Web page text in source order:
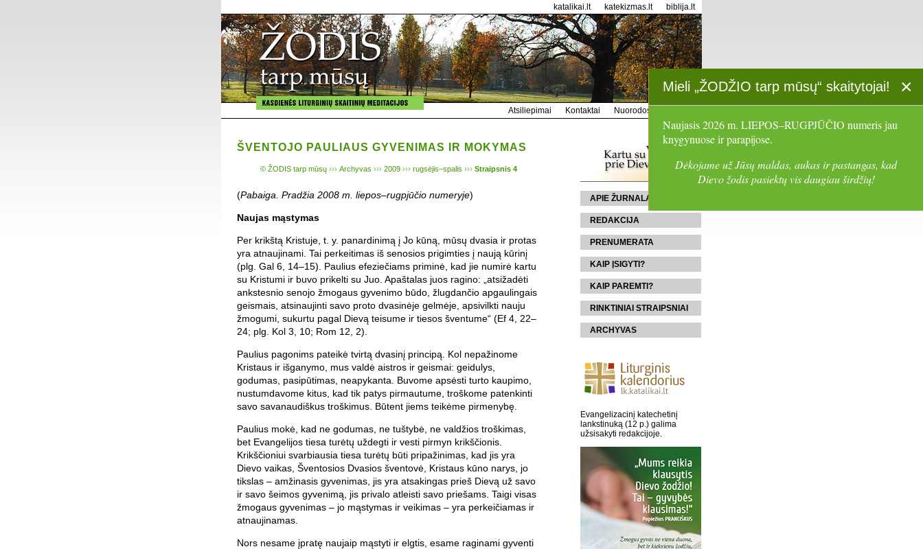
katalikai.lt katekizmas.lt biblija.lt
Atsiliepimai Kontaktai Nuorodos
ŠVENTOJO PAULIAUS GYVENIMAS IR MOKYMAS
© ŽODIS tarp mūsų ››› Archyvas ››› 2009 ››› rugsėjis–spalis ››› Straipsnis 4
(Pabaiga. Pradžia 2008 m. liepos–rugpjūčio numeryje)
Naujas mąstymas
Per krikštą Kristuje, t. y. panardinimą į Jo kūną, mūsų dvasia ir protas
yra atnaujinami. Tai perkeitimas iš senosios prigimties į naują kūrinį
(plg. Gal 6, 14–15). Paulius efeziečiams priminė, kad jie numirė kartu
su Kristumi ir buvo prikelti su Juo. Apaštalas juos ragino: „atsižadėti
ankstesnio senojo žmogaus gyvenimo būdo, žlugdančio apgaulingais
geismais, atsinaujinti savo proto dvasinėje gelmėje, apsivilkti nauju
žmogumi, sukurtu pagal Dievą teisume ir tiesos šventume“ (Ef 4, 22–
24; plg. Kol 3, 10; Rom 12, 2).
Paulius pagonims pateikė tvirtą dvasinį principą. Kol nepažinome
Kristaus ir išganymo, mus valdė aistros ir geismai: geidulys,
godumas, pasipūtimas, neapykanta. Buvome apsėsti turto kaupimo,
nustumdavome kitus, kad tik patys pirmautume, troškome patenkinti
savo savanaudiškus troškimus. Būtent jiems teikėme pirmenybę.
Paulius mokė, kad ne godumas, ne tuštybė, ne valdžios troškimas,
bet Evangelijos tiesa turėtų uždegti ir vesti pirmyn krikščionis.
Krikščioniui svarbiausia tiesa turėtų būti pripažinimas, kad jis yra
Dievo vaikas, Šventosios Dvasios šventovė, Kristaus kūno narys, jo
tikslas – amžinasis gyvenimas, jis yra atsakingas prieš Dievą už savo
ir savo šeimos gyvenimą, jis privalo atleisti savo priešams. Taigi visas
žmogaus gyvenimas – jo mąstymas ir veikimas – yra perkeičiamas ir
atnaujinamas.
Nors nesame įpratę naujaip mąstyti ir elgtis, esame raginami gyventi
APIE ŽURNALĄ
REDAKCIJA
PRENUMERATA
KAIP ĮSIGYTI?
KAIP PAREMTI?
RINKTINIAI STRAIPSNIAI
ARCHYVAS
Evangelizacinį katechetinį
lankstinuką (12 p.) galima
užsisakyti redakcijoje.
Mieli „ŽODŽIO tarp mūsų“ skaitytojai! ×
Naujasis 2026 m. LIEPOS–RUGPJŪČIO numeris jau
knygynuose ir parapijose.
Dėkojame už Jūsų maldas, aukas ir pastangas, kad
Dievo žodis pasiektų vis daugiau širdžių!